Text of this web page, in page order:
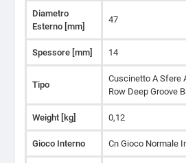
Diametro
Esterno [mm]
47
Spessore [mm] 14
Tipo
Cuscinetto A Sfere
Row Deep Groove
Weight [kg] 0,12
Gioco Interno Cn Gioco Normale